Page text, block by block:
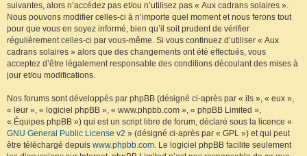
suivantes, alors n’accédez pas et/ou n’utilisez pas « Aux cadrans solaires ».
Nous pouvons modifier celles-ci à n’importe quel moment et nous ferons tout
pour que vous en soyez informé, bien qu’il soit prudent de vérifier
régulièrement celles-ci par vous-même. Si vous continuez d’utiliser « Aux
cadrans solaires » alors que des changements ont été effectués, vous
acceptez d’être légalement responsable des conditions découlant des mises à
jour et/ou modifications.
Nos forums sont développés par phpBB (désigné ci-après par « ils », « eux »,
« leur », « logiciel phpBB », « www.phpbb.com », « phpBB Limited »,
« Équipes phpBB ») qui est un script libre de forum, déclaré sous la licence «
GNU General Public License v2 » (désigné ci-après par « GPL ») et qui peut
être téléchargé depuis www.phpbb.com. Le logiciel phpBB facilite seulement